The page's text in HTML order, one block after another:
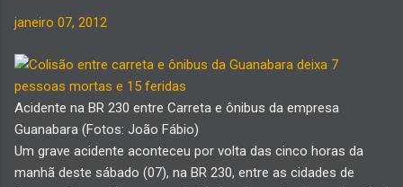
janeiro 07, 2012
Acidente na BR 230 entre Carreta e ônibus da empresa
Guanabara (Fotos: João Fábio)
Um grave acidente aconteceu por volta das cinco horas da
manhã deste sábado (07), na BR 230, entre as cidades de